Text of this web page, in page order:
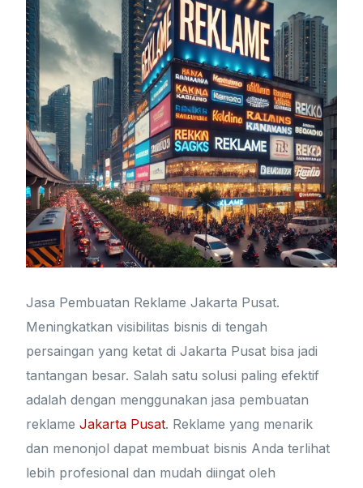
Jasa Pembuatan Reklame Jakarta Pusat.
Meningkatkan visibilitas bisnis di tengah
persaingan yang ketat di Jakarta Pusat bisa jadi
tantangan besar. Salah satu solusi paling efektif
adalah dengan menggunakan jasa pembuatan
reklameJakarta Pusat. Reklame yang menarik
dan menonjol dapat membuat bisnis Anda terlihat
lebih profesional dan mudah diingat oleh